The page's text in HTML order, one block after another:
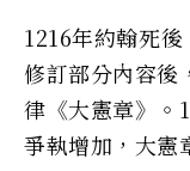
1216年約翰死
修訂部分內容後
律《大憲章》。
爭執增加，大憲